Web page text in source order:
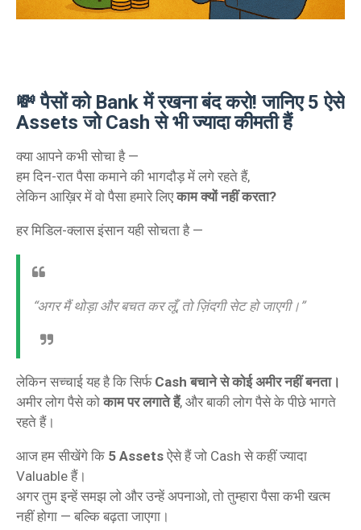
💸 पैसों को Bank में रखना बंद करो! जानिए 5 ऐसे
Assets जो Cash से भी ज्यादा कीमती हैं
क्या आपने कभी सोचा है —
हम दिन-रात पैसा कमाने की भागदौड़ में लगे रहते हैं,
लेकिन आख़िर में वो पैसा हमारे लिएकाम क्यों नहीं करता?
हर मिडिल-क्लास इंसान यही सोचता है —
“अगर मैं थोड़ा और बचत कर लूँ, तो ज़िंदगी सेट हो जाएगी।”
लेकिन सच्चाई यह है कि सिर्फ Cash बचाने से कोई अमीर नहीं बनता।
अमीर लोग पैसे कोकाम पर लगाते हैं, और बाकी लोग पैसे के पीछे भागते
रहते हैं।
आज हम सीखेंगे कि 5 Assets ऐसे हैं जो Cash से कहीं ज्यादा
Valuable हैं।
अगर तुम इन्हें समझ लो और उन्हें अपनाओ, तो तुम्हारा पैसा कभी खत्म
नहीं होगा — बल्कि बढ़ता जाएगा।